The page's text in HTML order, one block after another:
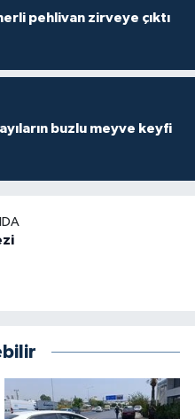
pehlivan zirveye çıktı
buzlu meyve keyfi